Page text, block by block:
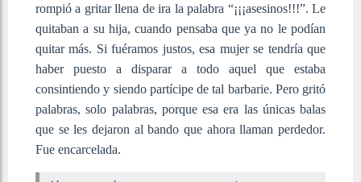
rompió a gritar llena de ira la palabra “¡¡¡asesinos!!!”. Le
quitaban a su hija, cuando pensaba que ya no le podían
quitar más. Si fuéramos justos, esa mujer se tendría que
haber puesto a disparar a todo aquel que estaba
consintiendo y siendo partícipe de tal barbarie. Pero gritó
palabras, solo palabras, porque esa era las únicas balas
que se les dejaron al bando que ahora llaman perdedor.
Fue encarcelada.